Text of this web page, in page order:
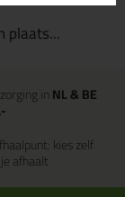
plaats...
inNL & BE
kies zelf
afhaalt